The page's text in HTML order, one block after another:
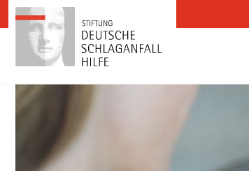
Zum Inhalt springen